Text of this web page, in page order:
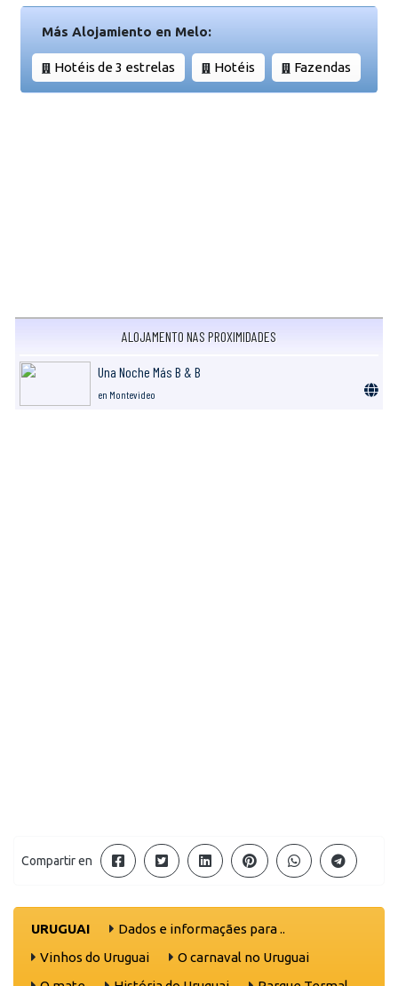
Más Alojamiento en Melo:
Hotéis de 3 estrelas Hotéis Fazendas
ALOJAMENTO NAS PROXIMIDADES
Una Noche Más B & B
en Montevideo
Compartir en
URUGUAI
Dados e informaçães para ..
Vinhos do Uruguai
O carnaval no Uruguai